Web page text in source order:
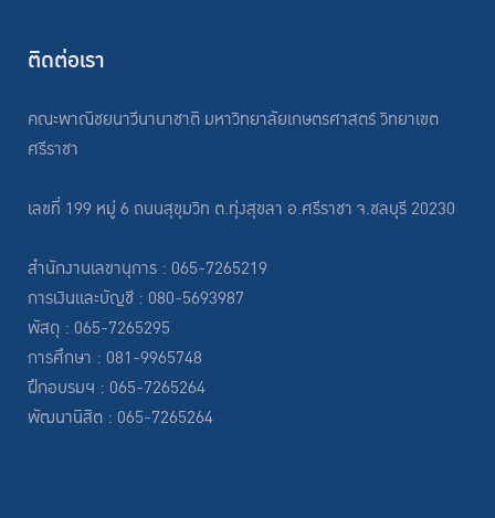
ติดต่อเรา
คณะพาณิชยนาวีนานาชาติ มหาวิทยาลัยเกษตรศาสตร์ วิทยาเขต
ศรีราชา
เลขที่ 199 หมู่ 6 ถนนสุขุมวิท ต.ทุ่งสุขลา อ.ศรีราชา จ.ชลบุรี 20230
สำนักงานเลขานุการ : 065-7265219
การเงินและบัญชี : 080-5693987
พัสดุ : 065-7265295
การศึกษา : 081-9965748
ฝึกอบรมฯ : 065-7265264
พัฒนานิสิต : 065-7265264